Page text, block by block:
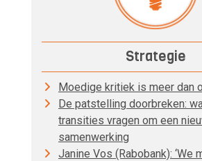
Strategie
Moedige kritiek is meer dan
De patstelling doorbreken:
transities vragen om een
samenwerking
Janine Vos (Rabobank): ‘We